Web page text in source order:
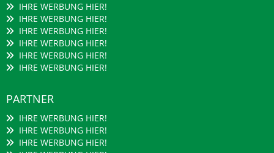
IHRE WERBUNG HIER!
IHRE WERBUNG HIER!
IHRE WERBUNG HIER!
IHRE WERBUNG HIER!
IHRE WERBUNG HIER!
IHRE WERBUNG HIER!
PARTNER
IHRE WERBUNG HIER!
IHRE WERBUNG HIER!
IHRE WERBUNG HIER!